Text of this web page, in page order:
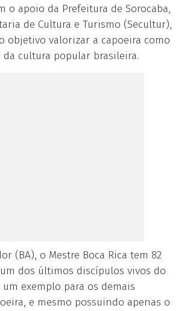
o apoio da Prefeitura de Sorocaba,
de Cultura e Turismo (Secultur),
objetivo valorizar a capoeira como
cultura popular brasileira.
(BA), o Mestre Boca Rica tem 82
dos últimos discípulos vivos do
um exemplo para os demais
e mesmo possuindo apenas o